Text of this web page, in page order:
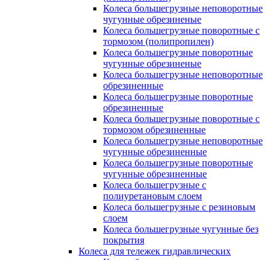
Колеса большегрузные неповоротные
чугунные обрезиненые
Колеса большегрузные поворотные с
тормозом (полипропилен)
Колеса большегрузные поворотные
чугунные обрезиненые
Колеса большегрузные неповоротные
обрезиненные
Колеса большегрузные поворотные
обрезиненные
Колеса большегрузные поворотные с
тормозом обрезиненные
Колеса большегрузные неповоротные
чугунные обрезиненные
Колеса большегрузные поворотные
чугунные обрезиненные
Колеса большегрузные с
полиуретановым слоем
Колеса большегрузные с резиновым
слоем
Колеса большегрузные чугунные без
покрытия
Колеса для тележек гидравлических